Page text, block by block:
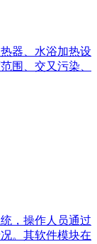
器、水浴加热设
围、交又污染、
，操作人员通过
。其软件模块在